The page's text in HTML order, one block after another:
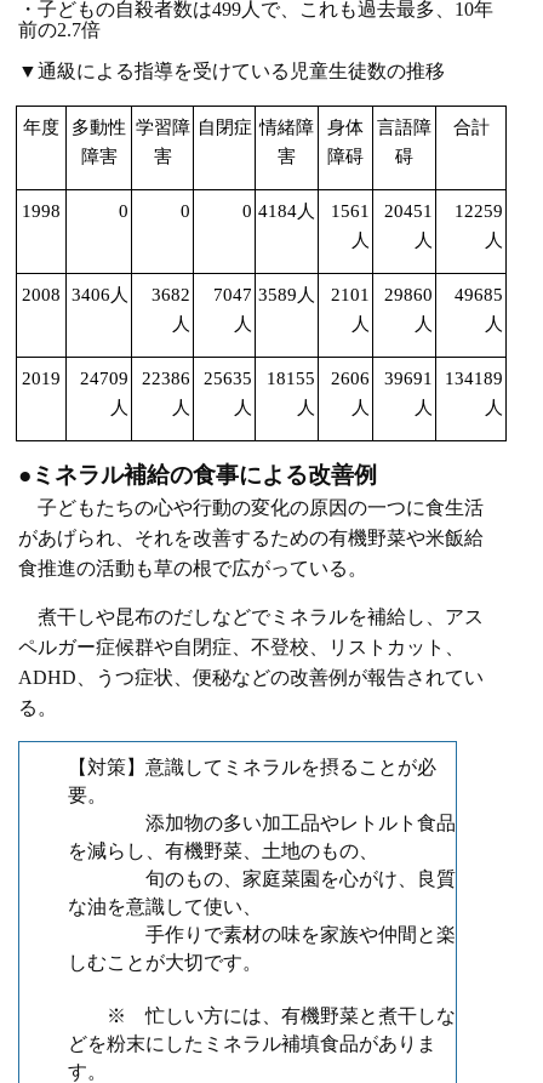
・子どもの自殺者数は499人で、これも過去最多、 10年
前の2.7倍
▼通級による指導を受けている児童生徒数の推移
年度
多動性
障害
学習障
害
自閉症 情緒障
害
身体
障碍
言語障
碍
合計
1998 0 0 0 4184人
1561
人
20451
人
12259
人
2008 3406人
3682
人
7047
人
3589人
2101
人
29860
人
49685
人
2019
24709
人
22386
人
25635
人
18155
人
2606
人
39691
人
134189
人
●ミネラル補給の食事による改善例
子どもたちの心や行動の変化の原因の一つに食生活
があげられ、それを改善するための有機野菜や米飯給
食推進の活動も草の根で広がっている。
煮干しや昆布のだしなどでミネラルを補給し、アス
ペルガー症候群や自閉症、不登校、リストカット、
ADHD 、うつ症状、便秘などの改善例が報告されてい
る。
【対策】意識してミネラルを摂ることが必
要。
添加物の多い加工品やレトルト食品
を減らし、有機野菜、土地のもの、
旬のもの、家庭菜園を心がけ、良質
な油を意識して使い、
手作りで素材の味を家族や仲間と楽
しむことが大切です。
※ 忙しい方には、有機野菜と煮干しな
どを粉末にした ミネラル補填食品がありま
す。